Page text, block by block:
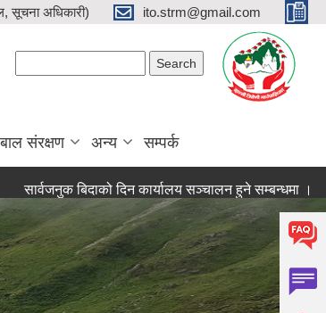
सूचना अधिकारी) ito.strm@gmail.com
बाल संरक्षण अन्य सम्पर्क
बिदाको दिन कार्यालय सञ्चालन हुने सम्बन्धमा ।